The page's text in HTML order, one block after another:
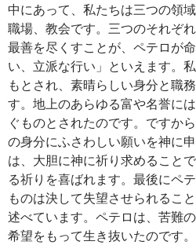
中にあって、私たちは三つの領
職場、教会です。三つのそれぞ
最善を尽くすことが、ペテロが
い、立派な行い」といえます。
もとされ、素晴らしい身分と職
す。地上のあらゆる富や名誉に
ぐものとされたのです。ですか
の身分にふさわしい願いを神に
は、大胆に神に祈り求めること
る祈りを喜ばれます。最後にペ
ものは決して失望させられるこ
述べています。ペテロは、苦難
希望をもって生き抜いたのです